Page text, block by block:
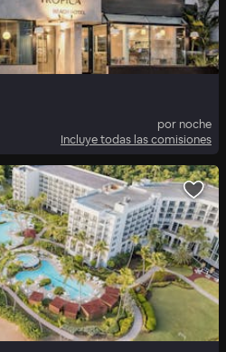
por noche
Incluye todas las comisiones